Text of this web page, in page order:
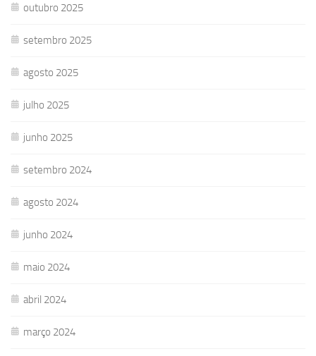
outubro 2025
setembro 2025
agosto 2025
julho 2025
junho 2025
setembro 2024
agosto 2024
junho 2024
maio 2024
abril 2024
março 2024